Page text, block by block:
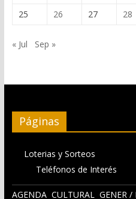
25
26 27 28
« Jul Sep »
Páginas
Loterias y Sorteos
Teléfonos de Interés
AGENDA CULTURAL GENER /